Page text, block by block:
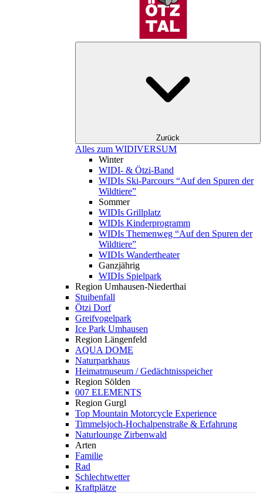
Zurück
Alles zum WIDIVERSUM
Winter
WIDI- & Ötzi-Band
WIDIs Ski-Parcours “Auf den Spuren der
Wildtiere”
Sommer
WIDIs Grillplatz
WIDIs Kinderprogramm
WIDIs Themenweg “Auf den Spuren der
Wildtiere”
WIDIs Wandertheater
Ganzjährig
WIDIs Spielpark
Region Umhausen-Niederthai
Stuibenfall
Ötzi Dorf
Greifvogelpark
Ice Park Umhausen
Region Längenfeld
AQUA DOME
Naturparkhaus
Heimatmuseum / Gedächtnisspeicher
Region Sölden
007 ELEMENTS
Region Gurgl
Top Mountain Motorcycle Experience
Timmelsjoch-Hochalpenstraße & Erfahrung
Naturlounge Zirbenwald
Arten
Familie
Rad
Schlechtwetter
Kraftplätze